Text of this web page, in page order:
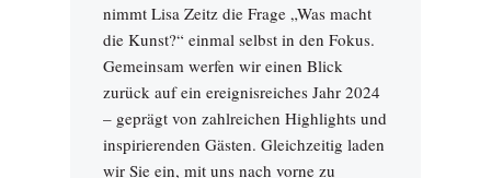
nimmt Lisa Zeitz die Frage „Was macht
die Kunst?“ einmal selbst in den Fokus.
Gemeinsam werfen wir einen Blick
zurück auf ein ereignisreiches Jahr 2024
– geprägt von zahlreichen Highlights und
inspirierenden Gästen. Gleichzeitig laden
wir Sie ein, mit uns nach vorne zu